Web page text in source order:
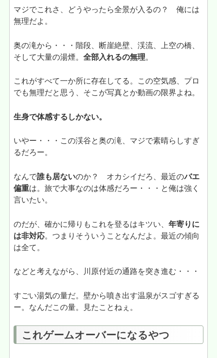
マジでこれさ、どうやったら全景が入るの？ 俺には
無理だよ。
奥の滝から・・・階段、断崖絶壁、渓流、上空の橋、
そして大量の湯煙。全部入れるの無理。
これがすべて一か所に存在してる。この空気感、プロ
でも無理だと思う、そこが写真とか動画の限界よね。
生身で体感するしかない。
いやー・・・この渓谷と奥の滝、マジで素晴らしすぎ
るだろー。
なんで誰も居ないのか？ オカシイだろ、最近のバエ
偏重は。旅で大事なのは体感だろー・・・と俺は強く
言いたい。
のだが、確かに帰りもこれを登るはキツい、年寄りに
は非対応。つまりそういうことなんだよ。最近の傾向
は全て。
などと考えながら、川原付近の通路を突き進む・・・
すごい湯気の量だ。壁から噴き出す温泉がスゴすぎる
ー。なんだこの量。見たことねぇ。
これゲームオーバーになるやつ